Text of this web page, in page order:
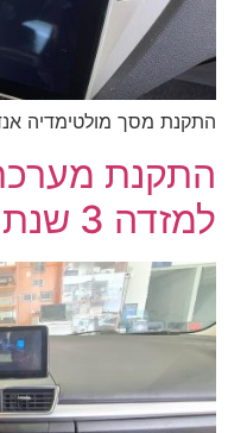
התקנת מסך מולטימדיה
התקנת
למזדה 3 שנת 2017